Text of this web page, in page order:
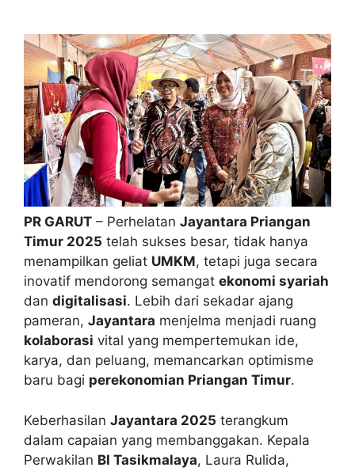
PR GARUT – Perhelatan Jayantara Priangan
Timur 2025 telah sukses besar, tidak hanya
menampilkan geliat UMKM, tetapi juga secara
inovatif mendorong semangat ekonomi syariah
dan digitalisasi. Lebih dari sekadar ajang
pameran, Jayantara menjelma menjadi ruang
kolaborasi vital yang mempertemukan ide,
karya, dan peluang, memancarkan optimisme
baru bagi perekonomian Priangan Timur.
Keberhasilan Jayantara 2025 terangkum
dalam capaian yang membanggakan. Kepala
Perwakilan BI Tasikmalaya, Laura Rulida,